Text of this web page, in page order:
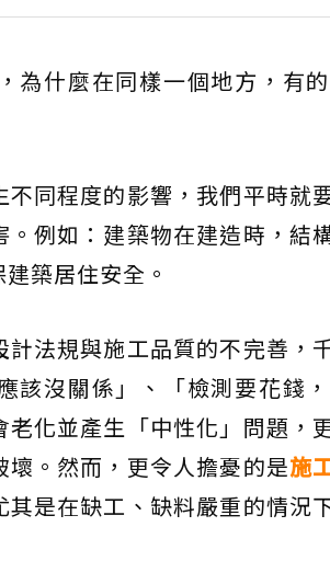
為什麼在同樣一個地方，有
同程度的影響，我們平時就
例如：建築物在建造時，結
築居住安全。
法規與施工品質的不完善，
該沒關係」、「檢測要花錢
化並產生「中性化」問題，
。然而，更令人擔憂的是施
是在缺工、缺料嚴重的情況